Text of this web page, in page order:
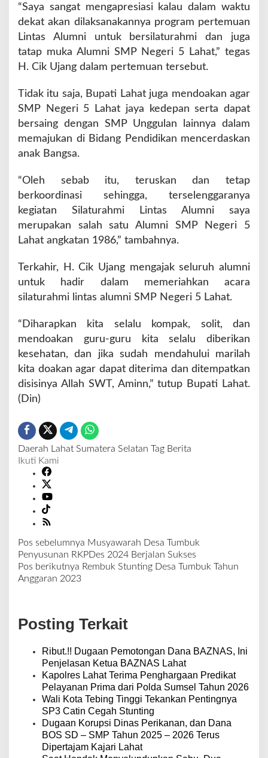
“Saya sangat mengapresiasi kalau dalam waktu
dekat akan dilaksanakannya program pertemuan
Lintas Alumni untuk bersilaturahmi dan juga
tatap muka Alumni SMP Negeri 5 Lahat,” tegas
H. Cik Ujang dalam pertemuan tersebut.
Tidak itu saja, Bupati Lahat juga mendoakan agar
SMP Negeri 5 Lahat jaya kedepan serta dapat
bersaing dengan SMP Unggulan lainnya dalam
memajukan di Bidang Pendidikan mencerdaskan
anak Bangsa.
“Oleh sebab itu, teruskan dan tetap
berkoordinasi sehingga, terselenggaranya
kegiatan Silaturahmi Lintas Alumni saya
merupakan salah satu Alumni SMP Negeri 5
Lahat angkatan 1986,” tambahnya.
Terkahir, H. Cik Ujang mengajak seluruh alumni
untuk hadir dalam memeriahkan acara
silaturahmi lintas alumni SMP Negeri 5 Lahat.
“Diharapkan kita selalu kompak, solit, dan
mendoakan guru-guru kita selalu diberikan
kesehatan, dan jika sudah mendahului marilah
kita doakan agar dapat diterima dan ditempatkan
disisinya Allah SWT, Aminn,” tutup Bupati Lahat.
(Din)
Daerah Lahat Sumatera Selatan Tag Berita
Ikuti Kami
N
a
v
a
s
Pos sebelumnya Musyawarah Desa Tumbuk
Penyusunan RKPDes 2024 Berjalan Sukses
Pos berikutnya Rembuk Stunting Desa Tumbuk Tahun
Anggaran 2023
Posting Terkait
Ribut.!! Dugaan Pemotongan Dana BAZNAS, Ini
Penjelasan Ketua BAZNAS Lahat
Kapolres Lahat Terima Penghargaan Predikat
Pelayanan Prima dari Polda Sumsel Tahun 2026
Wali Kota Tebing Tinggi Tekankan Pentingnya
SP3 Catin Cegah Stunting
Dugaan Korupsi Dinas Perikanan, dan Dana
BOS SD – SMP Tahun 2025 – 2026 Terus
Dipertajam Kajari Lahat